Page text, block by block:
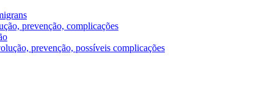
prevenção, complicações
prevenção, possíveis complicações